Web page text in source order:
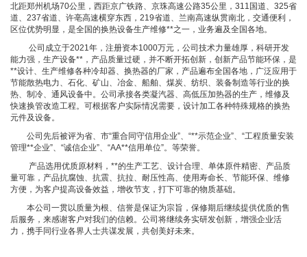
北距郑州机场70公里，西距京广铁路、京珠高速公路35公里，311国道、325省
道、237省道、许亳高速横穿东西，219省道、兰南高速纵贯南北，交通便利，
区位优势明显，是全国的换热设备生产维修**之一，业务遍及全国各地。
公司成立于2021年，注册资本1000万元，公司技术力量雄厚，科研开发
能力强，生产设备**，产品质量过硬，并不断开拓创新，创新产品节能环保，是
**设计、生产维修各种冷却器、换热器的厂家，产品遍布全国各地，广泛应用于
节能散热电力、石化、矿山、冶金、船舶、煤炭、纺织、装备制造等行业的换
热、制冷、通风设备中。公司承接各类凝汽器、高低压加热器的生产，维修及
快速换管改造工程。可根据客户实际情况需要，设计加工各种特殊规格的换热
元件及设备。
公司先后被评为省、市“重合同守信用企业”、“**示范企业”、“工程质量安装
管理**企业”、“诚信企业”、“AA**信用单位”。等荣誉。
产品选用优质原材料，**的生产工艺、设计合理、单体原件精密、产品质
量可靠，产品抗腐蚀、抗震、抗拉、耐压性高、使用寿命长、节能环保、维修
方便，为客户提高设备效益，增收节支，打下可靠的物质基础。
本公司一贯以质量为根、信誉是保证为宗旨，保修期后继续提供优质的售
后服务，来感谢客户对我们的信赖。公司将继续务实研发创新，增强企业活
力，携手同行业各界人士共谋发展，共创美好未来。